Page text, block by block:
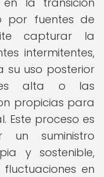
por fuentes de
capturar la
intermitentes,
su uso posterior
alta o las
propicias para
Este proceso es
un suministro
y sostenible,
en